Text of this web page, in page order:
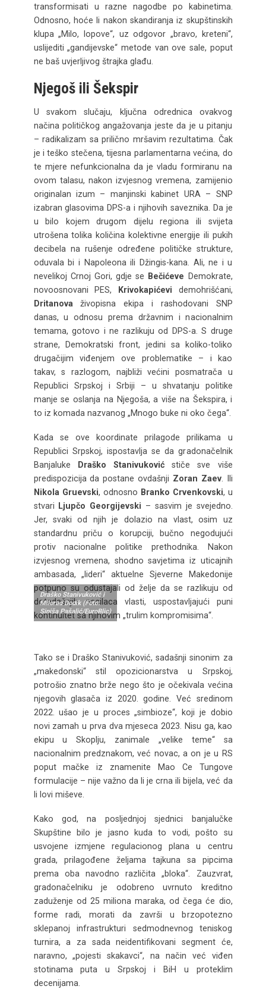
transformisati u razne nagodbe po kabinetima.
Odnosno, hoće li nakon skandiranja iz skupštinskih
klupa „Milo, lopove“, uz odgovor „bravo, kreteni“,
uslijediti „gandijevske“ metode van ove sale, poput
ne baš uvjerljivog štrajka glađu.
Njegoš ili Šekspir
U svakom slučaju, ključna odrednica ovakvog
načina političkog angažovanja jeste da je u pitanju
– radikalizam sa prilično mršavim rezultatima. Čak
je i teško stečena, tijesna parlamentarna većina, do
te mjere nefunkcionalna da je vladu formiranu na
ovom talasu, nakon izvjesnog vremena, zamijenio
originalan izum – manjinski kabinet URA – SNP
izabran glasovima DPS-a i njihovih saveznika. Da je
u bilo kojem drugom dijelu regiona ili svijeta
utrošena tolika količina kolektivne energije ili pukih
decibela na rušenje određene političke strukture,
oduvala bi i Napoleona ili Džingis-kana. Ali, ne i u
nevelikoj Crnoj Gori, gdje se
Bečićeve Demokrate,
novoosnovani PES,
Krivokapićevi demohrišćani,
Dritanovaživopisna ekipa i rashodovani SNP
danas, u odnosu prema državnim i nacionalnim
temama, gotovo i ne razlikuju od DPS-a. S druge
strane, Demokratski front, jedini sa koliko-toliko
drugačijim viđenjem ove problematike – i kao
takav, s razlogom, najbliži većini posmatrača u
Republici Srpskoj i Srbiji – u shvatanju politike
manje se oslanja na Njegoša, a više na Šekspira, i
to iz komada nazvanog „Mnogo buke ni oko čega“.
Kada se ove koordinate prilagode prilikama u
Republici Srpskoj, ispostavlja se da gradonačelnik
Banjaluke
Draško Stanivukovićstiče sve više
predispozicija da postane ovdašnji Zoran Zaev. Ili
Nikola Gruevski, odnosno Branko Crvenkovski, u
stvari
Ljupčo Georgijevski – sasvim je svejedno.
Jer, svaki od njih je dolazio na vlast, osim uz
standardnu priču o korupciji, bučno negodujući
protiv nacionalne politike prethodnika. Nakon
izvjesnog vremena, shodno savjetima iz uticajnih
ambasada, „lideri“ aktuelne Sjeverne Makedonije
potpuno su odustajali od želje da se razlikuju od
dotadašnjih nosilaca vlasti, uspostavljajući puni
kontinuitet sa njihovim „trulim kompromisima“.
Draško Stanivuković i
Milorad Dodik (Foto:
Siniša Pašalić/EuroBlic)
Tako se i Draško Stanivuković, sadašnji sinonim za
„makedonski“ stil opozicionarstva u Srpskoj,
potrošio znatno brže nego što je očekivala većina
njegovih glasača iz 2020. godine. Već sredinom
2022. ušao je u proces „simbioze“, koji je dobio
novi zamah u prva dva mjeseca 2023. Nisu ga, kao
ekipu u Skoplju, zanimale „velike teme“ sa
nacionalnim predznakom, već novac, a on je u RS
poput mačke iz znamenite Mao Ce Tungove
formulacije – nije važno da li je crna ili bijela, već da
li lovi miševe.
Kako god, na posljednjoj sjednici banjalučke
Skupštine bilo je jasno kuda to vodi, pošto su
usvojene izmjene regulacionog plana u centru
grada, prilagođene željama tajkuna sa pipcima
prema oba navodno različita „bloka“. Zauzvrat,
gradonačelniku je odobreno uvrnuto kreditno
zaduženje od 25 miliona maraka, od čega će dio,
forme radi, morati da završi u brzopotezno
sklepanoj infrastrukturi sedmodnevnog teniskog
turnira, a za sada neidentifikovani segment će,
naravno, „pojesti skakavci“, na način već viđen
stotinama puta u Srpskoj i BiH u proteklim
decenijama.